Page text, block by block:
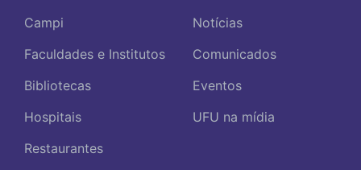
Campi
Faculdades e Institutos
Bibliotecas
Hospitais
Restaurantes
Notícias
Comunicados
Eventos
UFU na mídia